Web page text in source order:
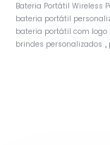
Bateria Portátil Wireless
bateria portátil
bateria portátil com logo
brindes personalizados ,